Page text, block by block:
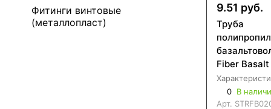
Фитинги винтовые
(металлопласт)
9.51 руб.
Труба
Fiber
0 В
Арт.